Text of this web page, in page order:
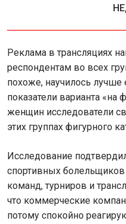
Реклама в трансляциях
респондентам во всех
похоже, научилось лучше
показатели варианта
женщин исследователи
этих группах фигурного
Исследование
спортивных
команд, турниров и
что коммерческие
потому спокойно